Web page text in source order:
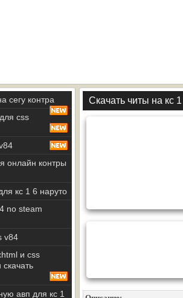
сегу контра
css
онлайн контры
кс 1 6 наруто
no steam
v84
и css
авп для кс 1
Скачать читы на кс